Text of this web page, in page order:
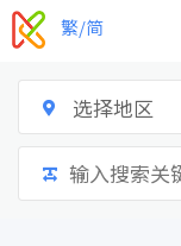
跳
到
繁/简
选择地区